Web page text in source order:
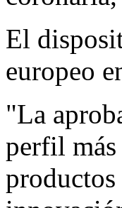
El
europeo
"La
perfil